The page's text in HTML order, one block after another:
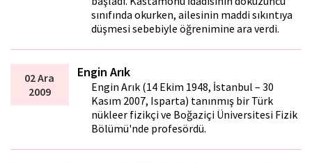
sınıfında okurken, ailesinin maddi sıkıntıya
düşmesi sebebiyle öğrenimine ara verdi.
02 Ara
2009
Engin Arık
Engin Arık (14 Ekim 1948, İstanbul – 30
Kasım 2007, Isparta) tanınmış bir Türk
nükleer fizikçi ve Boğaziçi Üniversitesi Fizik
Bölümü'nde profesördü.